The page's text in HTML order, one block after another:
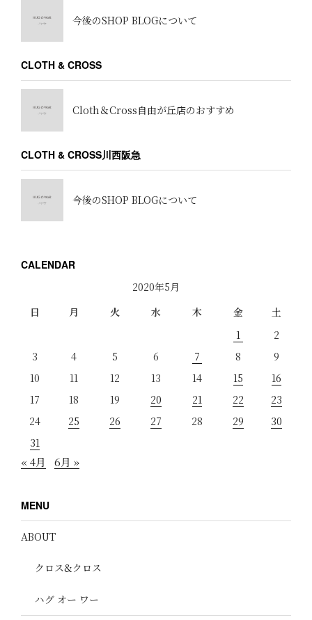
今後のSHOP BLOGについて
CLOTH & CROSS
Cloth＆Cross自由が丘店のおすすめ
CLOTH & CROSS川西阪急
今後のSHOP BLOGについて
CALENDAR
2020年5月
日
月 火 水 木 金
土
1
2
3
4 5 6 7 8
9
10
11 12 13 14 15
16
17
18 19 20 21 22
23
24
25 26 27 28 29
30
31
« 4月 6月 »
MENU
ABOUT
クロス&クロス
ハグ オー ワー